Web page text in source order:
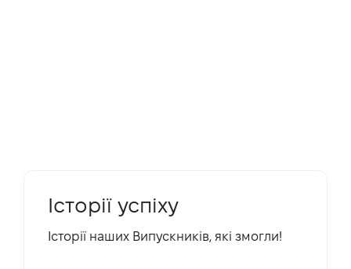
Iсторії успіху
Історії наших Випускників, які змогли!